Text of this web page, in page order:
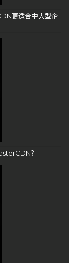
更适合中大型企
？